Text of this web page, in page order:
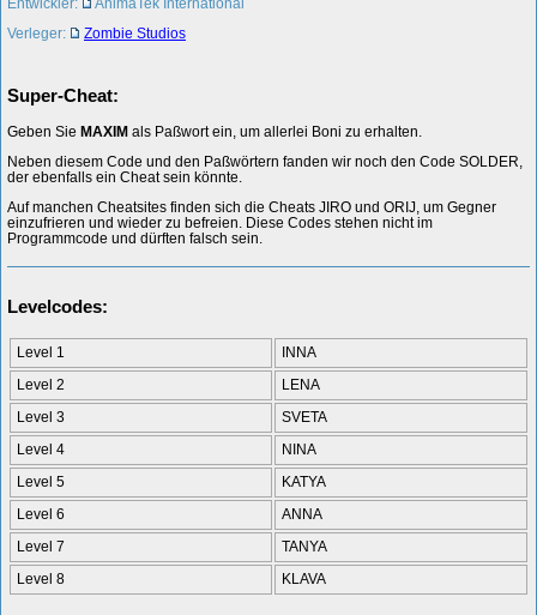
Verleger:
Zombie Studios
Super-Cheat:
Geben Sie MAXIM als Paßwort ein, um allerlei Boni zu erhalten.
Neben diesem Code und den Paßwörtern fanden wir noch den Code SOLDER,
der ebenfalls ein Cheat sein könnte.
Auf manchen Cheatsites finden sich die Cheats JIRO und ORIJ, um Gegner
einzufrieren und wieder zu befreien. Diese Codes stehen nicht im
Programmcode und dürften falsch sein.
Levelcodes:
Level 1
INNA
Level 2
LENA
Level 3
SVETA
Level 4
NINA
Level 5
KATYA
Level 6
ANNA
Level 7
TANYA
Level 8
KLAVA